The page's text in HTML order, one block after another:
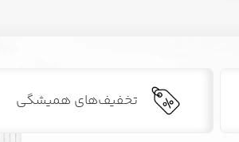
تخفیف‌های همیشگی